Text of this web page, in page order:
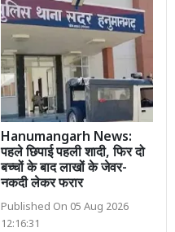
Hanumangarh News:
पहले छिपाई पहली शादी, फिर दो
बच्चों के बाद लाखों के जेवर-
नकदी लेकर फरार
Published On 05 Aug 2026
12:16:31